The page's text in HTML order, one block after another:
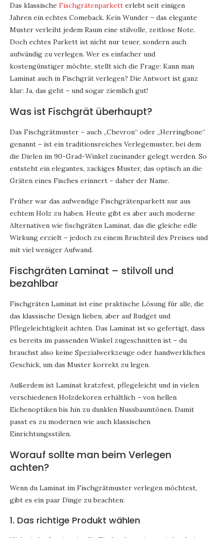
Das klassische Fischgrätenparkett erlebt seit einigen
Jahren ein echtes Comeback. Kein Wunder – das elegante
Muster verleiht jedem Raum eine stilvolle, zeitlose Note.
Doch echtes Parkett ist nicht nur teuer, sondern auch
aufwändig zu verlegen. Wer es einfacher und
kostengünstiger möchte, stellt sich die Frage: Kann man
Laminat auch in Fischgrät verlegen? Die Antwort ist ganz
klar: Ja, das geht – und sogar ziemlich gut!
Was ist Fischgrät überhaupt?
Das Fischgrätmuster – auch „Chevron“ oder „Herringbone“
genannt – ist ein traditionsreiches Verlegemuster, bei dem
die Dielen im 90-Grad-Winkel zueinander gelegt werden. So
entsteht ein elegantes, zackiges Muster, das optisch an die
Gräten eines Fisches erinnert – daher der Name.
Früher war das aufwendige Fischgrätenparkett nur aus
echtem Holz zu haben. Heute gibt es aber auch moderne
Alternativen wie fischgräten Laminat, das die gleiche edle
Wirkung erzielt – jedoch zu einem Bruchteil des Preises und
mit viel weniger Aufwand.
Fischgräten Laminat – stilvoll und
bezahlbar
Fischgräten Laminat ist eine praktische Lösung für alle, die
das klassische Design lieben, aber auf Budget und
Pflegeleichtigkeit achten. Das Laminat ist so gefertigt, dass
es bereits im passenden Winkel zugeschnitten ist – du
brauchst also keine Spezialwerkzeuge oder handwerkliches
Geschick, um das Muster korrekt zu legen.
Außerdem ist Laminat kratzfest, pflegeleicht und in vielen
verschiedenen Holzdekoren erhältlich – von hellen
Eichenoptiken bis hin zu dunklen Nussbaumtönen. Damit
passt es zu modernen wie auch klassischen
Einrichtungsstilen.
Worauf sollte man beim Verlegen
achten?
Wenn du Laminat im Fischgrätmuster verlegen möchtest,
gibt es ein paar Dinge zu beachten:
1. Das richtige Produkt wählen